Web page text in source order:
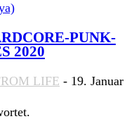
PUNK-
2020
LIFE - 19. Januar